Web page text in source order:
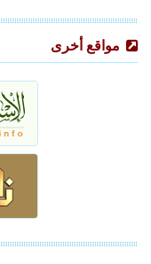
مواقع أخرى